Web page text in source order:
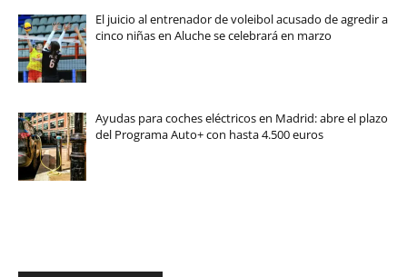
El juicio al entrenador de voleibol acusado de agredir a
cinco niñas en Aluche se celebrará en marzo
Ayudas para coches eléctricos en Madrid: abre el plazo
del Programa Auto+ con hasta 4.500 euros